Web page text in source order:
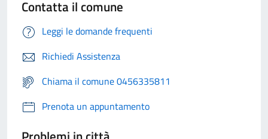
Contatta il comune
Leggi le domande frequenti
Richiedi Assistenza
Chiama il comune 0456335811
Prenota un appuntamento